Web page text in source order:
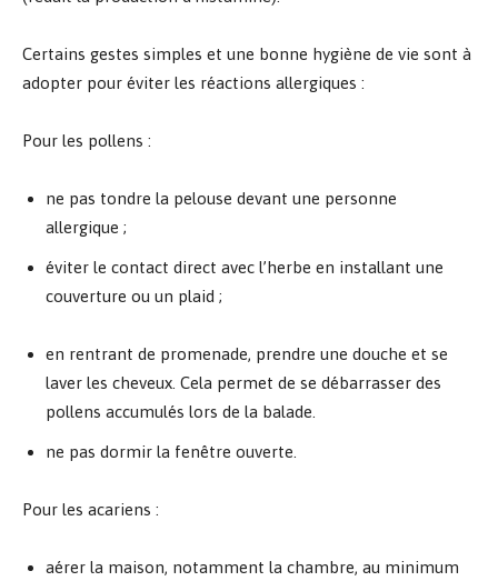
Certains gestes simples et une bonne hygiène de vie sont à
adopter pour éviter les réactions allergiques :
Pour les pollens :
ne pas tondre la pelouse devant une personne
allergique ;
éviter le contact direct avec l’herbe en installant une
couverture ou un plaid ;
en rentrant de promenade, prendre une douche et se
laver les cheveux. Cela permet de se débarrasser des
pollens accumulés lors de la balade.
ne pas dormir la fenêtre ouverte.
Pour les acariens :
aérer la maison, notamment la chambre, au minimum